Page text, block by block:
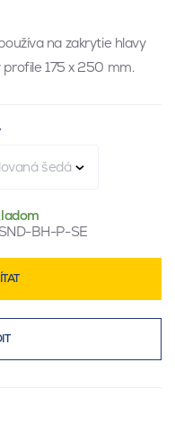
na zakrytie hlavy
175 x 250 mm.
šedá
SND-BH-P-SE